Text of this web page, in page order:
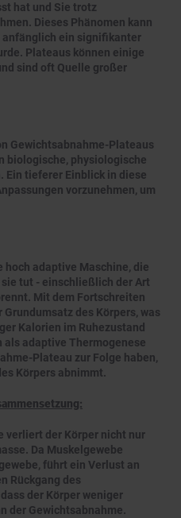
hat und Sie trotz
Dieses Phänomen kann
ein signifikanter
Plateaus können einige
sind oft Quelle großer
Gewichtsabnahme-Plateaus
biologische, physiologische
Ein tieferer Einblick in diese
vorzunehmen, um
hoch adaptive Maschine, die
tut - einschließlich der Art
Mit dem Fortschreiten
des Körpers, was
Kalorien im Ruhezustand
als adaptive Thermogenese
Plateau zur Folge haben,
Körpers abnimmt.
verliert der Körper nicht nur
Da Muskelgewebe
führt ein Verlust an
Rückgang des
der Körper weniger
der Gewichtsabnahme.